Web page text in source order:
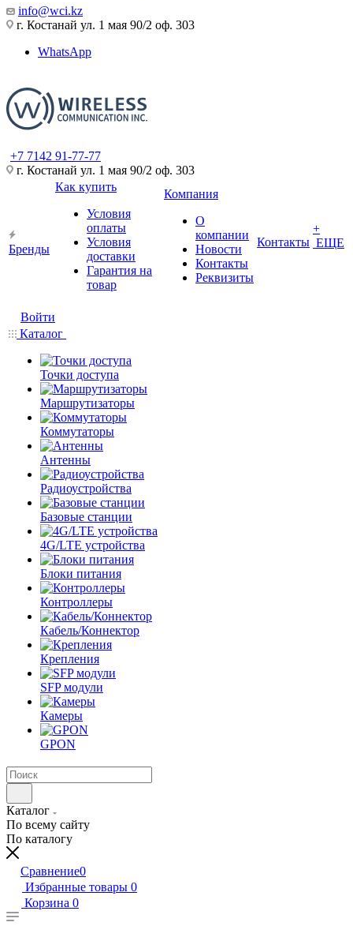
info@wci.kz
г. Костанай ул. 1 мая 90/2 оф. 303
WhatsApp
+7 7142 91-77-77
г. Костанай ул. 1 мая 90/2 оф. 303
Бренды
Как купить
Условия
оплаты
Условия
доставки
Гарантия на
товар
Компания
О
компании
Новости
Контакты
Реквизиты
Контакты
+
ЕЩЕ
Войти
Каталог
Точки доступа
Маршрутизаторы
Коммутаторы
Антенны
Радиоустройства
Базовые станции
4G/LTE устройства
Блоки питания
Контроллеры
Кабель/Коннектор
Крепления
SFP модули
Камеры
GPON
Каталог
По всему сайту
По каталогу
Сравнение0
Избранные товары 0
Корзина 0